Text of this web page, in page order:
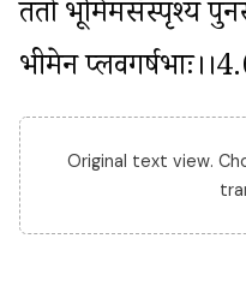
ततो भूमिमसंस्पृश्य
भीमेन
Original text view.